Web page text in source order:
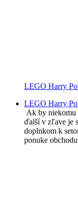
LEGO Harry
LEGO Harry
Ak by niekomu
ďalší v zľave je
doplnkom k
ponuke